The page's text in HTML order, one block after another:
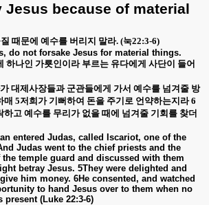
Jesus because of material
때문에 예수를 버리지 말라. (눅22:3-6)
do not forsake Jesus for material things.
하나인 가룟인이라 부르는 유다에게 사단이 들어
대제사장들과 군관들에게 가서 예수를 넘겨줄 방
매 5저희가 기뻐하여 돈을 주기로 언약하는지라6
하고 예수를 무리가 없을 때에 넘겨줄 기회를 찾더
entered Judas, called Iscariot, one of the
Judas went to the chief priests and the
temple guard and discussed with them
betray Jesus. 5They were delighted and
him money. 6He consented, and watched
to hand Jesus over to them when no
present (Luke 22:3-6)